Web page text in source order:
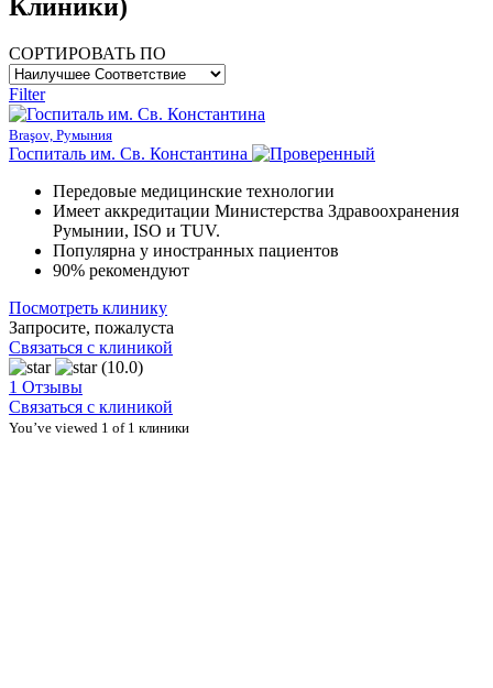
Клиники)
СОРТИРОВАТЬ ПО
Filter
Braşov, Румыния
Госпиталь им. Св. Константина
Передовые медицинские технологии
Имеет аккредитации Министерства Здравоохранения
Румынии, ISO и TUV.
Популярна у иностранных пациентов
90% рекомендуют
Посмотреть клинику
Запросите, пожалуста
Связаться с клиникой
(10.0)
1 Отзывы
Связаться с клиникой
You’ve viewed 1 of 1 клиники